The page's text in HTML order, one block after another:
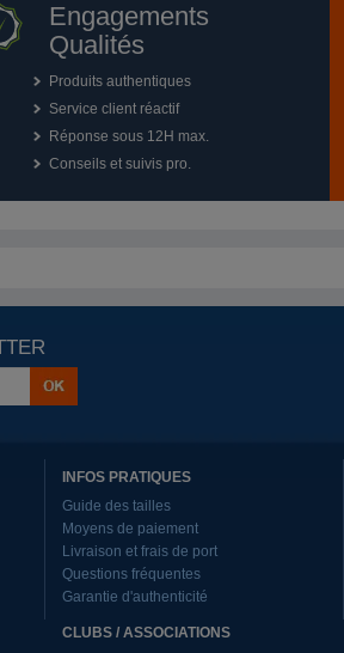
Engagements
Qualités
Produits authentiques
Service client réactif
Réponse sous 12H max.
Conseils et suivis pro.
INFOS PRATIQUES
Guide des tailles
Moyens de paiement
Livraison et frais de port
Questions fréquentes
Garantie d'authenticité
CLUBS / ASSOCIATIONS